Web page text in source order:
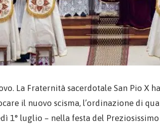
La Fraternità sacerdotale San Pio X
il nuovo scisma, l’ordinazione di
1° luglio – nella festa del Preziosissimo